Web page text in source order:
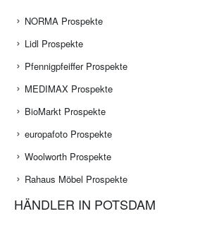
NORMA Prospekte
Lidl Prospekte
Pfennigpfeiffer Prospekte
MEDIMAX Prospekte
BioMarkt Prospekte
europafoto Prospekte
Woolworth Prospekte
Rahaus Möbel Prospekte
HÄNDLER IN POTSDAM